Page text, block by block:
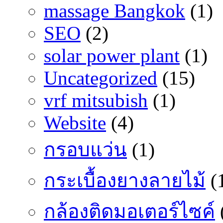
massage Bangkok (1)
SEO (2)
solar power plant (1)
Uncategorized (15)
vrf mitsubish (1)
Website (4)
กรอบแว่น (1)
กระเบื้องยางลายไม้
กล้องติดมอเตอร์ไซค์